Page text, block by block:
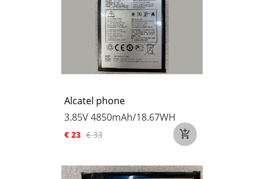
Alcatel phone
3.85V4850mAh/18.67WH
€ 23 € 33